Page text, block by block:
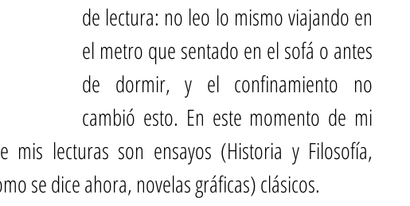
de lectura: no leo lo mismo viajando en
el metro que sentado en el sofá o antes
de dormir, y el confinamiento no
cambió esto. En este momento de mi
mis lecturas son ensayos (Historia y Filosofía,
se dice ahora, novelas gráficas) clásicos.